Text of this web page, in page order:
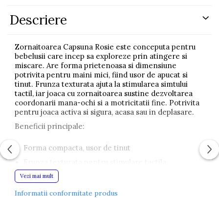
Descriere
Zornaitoarea Capsuna Rosie este conceputa pentru
bebelusii care incep sa exploreze prin atingere si
miscare. Are forma prietenoasa si dimensiune
potrivita pentru maini mici, fiind usor de apucat si
tinut. Frunza texturata ajuta la stimularea simtului
tactil, iar joaca cu zornaitoarea sustine dezvoltarea
coordonarii mana-ochi si a motricitatii fine. Potrivita
pentru joaca activa si sigura, acasa sau in deplasare.
Beneficii principale:
Forma compacta, usor de tinut
Incurajeaza prinderea si miscarea
Sustine coordonarea mana-ochi
Vezi mai mult
Informatii conformitate produs